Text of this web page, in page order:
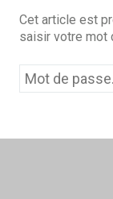
Cet article est
saisir votre mot